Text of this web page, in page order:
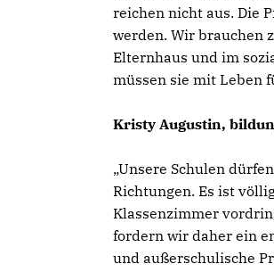
reichen nicht aus. Die
werden. Wir brauchen
Elternhaus und im
müssen sie mit Leben
Kristy Augustin,
Unsere Schulen
Richtungen. Es ist
Klassenzimmer
fordern wir daher ein
und außerschulische